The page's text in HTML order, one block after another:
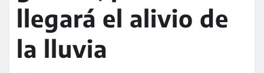
llegará el alivio de
la lluvia